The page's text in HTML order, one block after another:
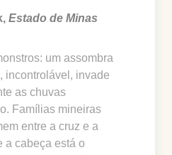
Estado de Minas
um assombra
incontrolável, invade
as chuvas
Famílias mineiras
entre a cruz e a
a cabeça está o